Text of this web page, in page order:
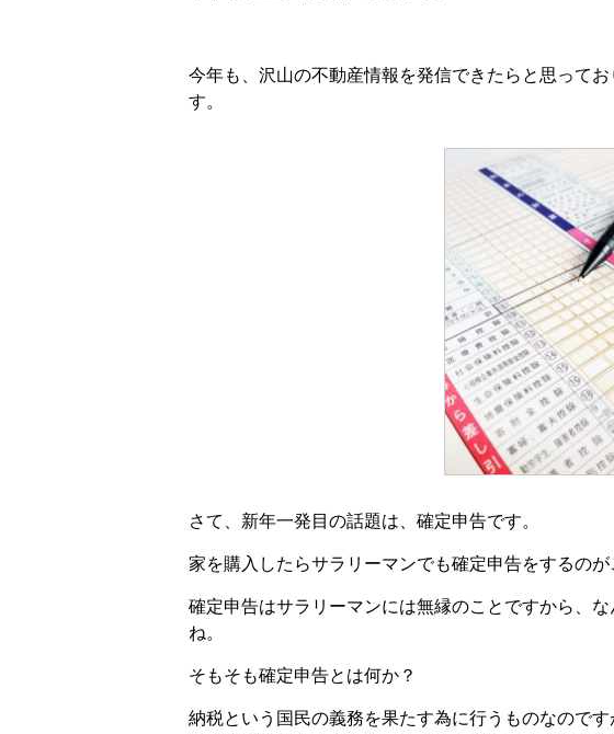
今年も、沢山の不動産情報を発信できたらと思って
す。
さて、新年一発目の話題は、確定申告です。
家を購入したらサラリーマンでも確定申告をするのが
確定申告はサラリーマンには無縁のことですから、
ね。
そもそも確定申告とは何か？
納税という国民の義務を果たす為に行うものなので